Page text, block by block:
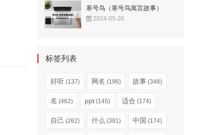
寒号鸟（寒号鸟寓言故事）
2024-05-26
标签列表
好听 (137) 网名 (196) 故事 (348)
名 (462) ppt (145) 适合 (174)
自己 (262) 什么 (381) 中国 (174)